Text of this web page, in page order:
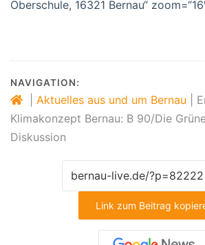
Oberschule, 16321 Bernau“
NAVIGATION:
Aktuelles aus und um Bernau
Klimakonzept Bernau: B 90/Die
Diskussion
Link zum Beitrag